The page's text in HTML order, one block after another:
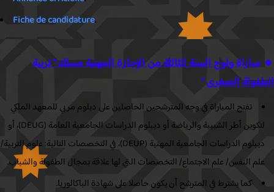
Fiche de candidature
مباراة ولوج السنة الثالثة من الإجازة المهنية مسلك " تربية
الصغرى"
تفتح المباراة في وجه المترشحين الحاصلين على دبلوم مربي للمعهد الملكي
لتكوين أطر الشبيبة والرياضة أو ديبلوم الدراسات الجامعية العامة (DEUG)، أو
ديبلوم الدراسات الجامعية المهنية (DEUP)، في التخصصات التالية: علوم التربية/
النفس/ علم الاجتماع/ التخصصات التي لها علاقة بمجال الطفولة والشباب.
كما يشترط في المترشح أن يكون حاصلا على شهادة الباكالوريا.